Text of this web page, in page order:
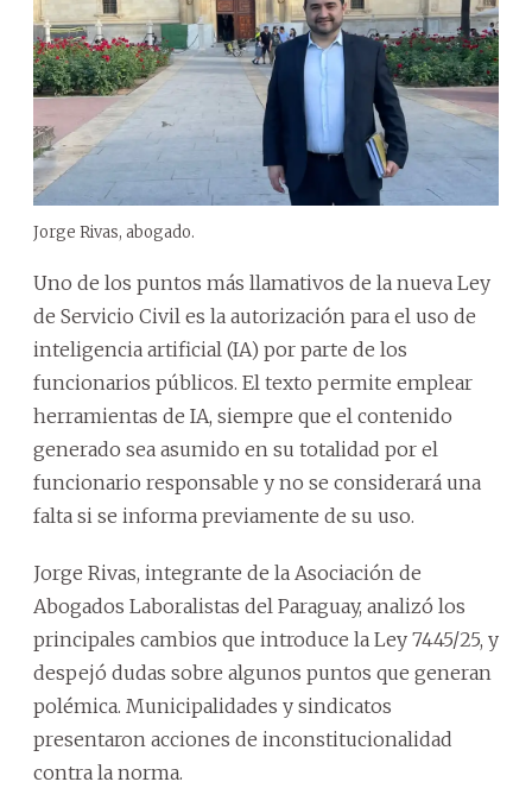
Jorge Rivas, abogado.
Uno de los puntos más llamativos de la nueva Ley
de Servicio Civil es la autorización para el uso de
inteligencia artificial (IA) por parte de los
funcionarios públicos. El texto permite emplear
herramientas de IA, siempre que el contenido
generado sea asumido en su totalidad por el
funcionario responsable y no se considerará una
falta si se informa previamente de su uso.
Jorge Rivas, integrante de la Asociación de
Abogados Laboralistas del Paraguay, analizó los
principales cambios que introduce la Ley 7445/25, y
despejó dudas sobre algunos puntos que generan
polémica. Municipalidades y sindicatos
presentaron acciones de inconstitucionalidad
contra la norma.